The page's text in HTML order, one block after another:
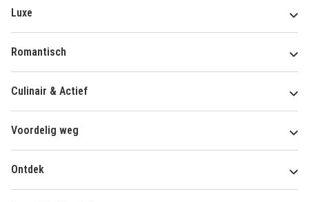
Luxe
Romantisch
Culinair & Actief
Voordelig weg
Ontdek